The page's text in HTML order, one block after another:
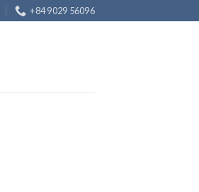
+84 9029 56096